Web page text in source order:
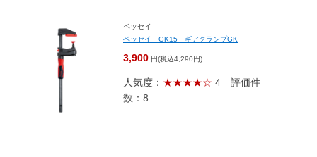
ベッセイ
ベッセイ GK15 ギアクランプGK
3,900 円(税込4,290円)
人気度： ★★★★☆ 4 評価件
数：8